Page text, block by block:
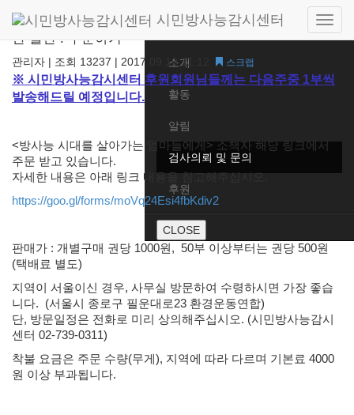
Home
소개
활동
알림
검사의뢰 및 문의
후원
CLOSE
시민방사능감시센터
Side
<방사능 시대를 살아가는 엄마들에게> 소책자 개정
판 출간 : 주문하기
관리자 | 조회 13237 | 2017.09.19 11:12 스크랩
※ 시민방사능감시센터 후원회원님들께는 다음주중 1부씩
발송해드릴 예정입니다.
<방사능 시대를 살아가는 엄마들에게> 소책자 해당 링크에서
주문 받고 있습니다.
자세한 내용은 아래 링크 내용을 참고해주십시오.
https://goo.gl/forms/moVq24Esi4fbKdiv2
판매가 : 개별구매 권당 1000원, 50부 이상부터는 권당 500원
(택배료 별도)
지역이 서울이신 경우, 사무실 방문하여 수령하시면 가장 좋습
니다. (서울시 종로구 필운대로23 환경운동연합)
단, 방문일정은 전화로 미리 상의해주십시오. (시민방사능감시
센터 02-739-0311)
착불 요금은 주문 수량(무게), 지역에 따라 다르며 기본료 4000
원 이상 부과됩니다.